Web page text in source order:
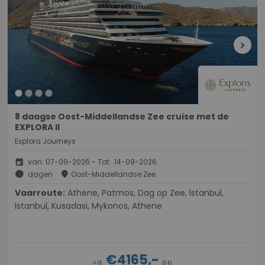
chevron_right
8 daagse Oost-Middellandse Zee cruise met de
EXPLORA II
Explora Journeys
event van: 07-09-2026 - Tot: 14-09-2026
schedule dagen place Oost-Middellandse Zee
Vaarroute:
Istanbul, Kusadasi, Mykonos, Athene
v.a.€4165,- p.p.